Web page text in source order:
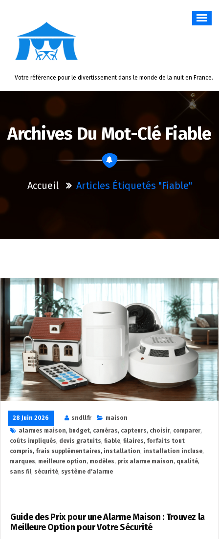
Votre référence pour le divertissement dans le monde de la nuit en France.
Archives Du Mot-Clé Fiable
Accueil Articles Étiquetés "fiable"
28 Juin 2026 sndllfr
maison
alarmes maison, budget, caméras, capteurs, choisir, comparer,
coûts impliqués, devis gratuits, fiable, filaires, forfaits tout
compris, frais supplémentaires, installation, installation incluse,
marques, meilleure option, modèles, prix alarme maison, qualité,
sans fil, sécurité, système d'alarme
Guide des Prix pour une Alarme Maison : Trouvez la
Meilleure Option pour Votre Sécurité